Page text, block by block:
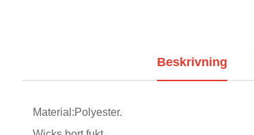
Beskrivning
Material:Polyester.